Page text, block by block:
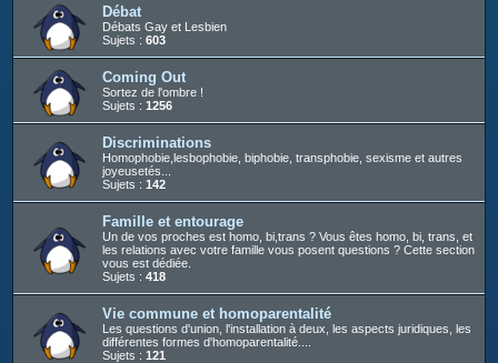
Débat
Débats Gay et Lesbien
Sujets : 603
Coming Out
Sortez de l'ombre !
Sujets : 1256
Discriminations
Homophobie,lesbophobie, biphobie, transphobie, sexisme et autres
joyeusetés...
Sujets : 142
Famille et entourage
Un de vos proches est homo, bi,trans ? Vous êtes homo, bi, trans, et
les relations avec votre famille vous posent questions ? Cette section
vous est dédiée.
Sujets : 418
Vie commune et homoparentalité
Les questions d'union, l'installation à deux, les aspects juridiques, les
différentes formes d'homoparentalité....
Sujets : 121